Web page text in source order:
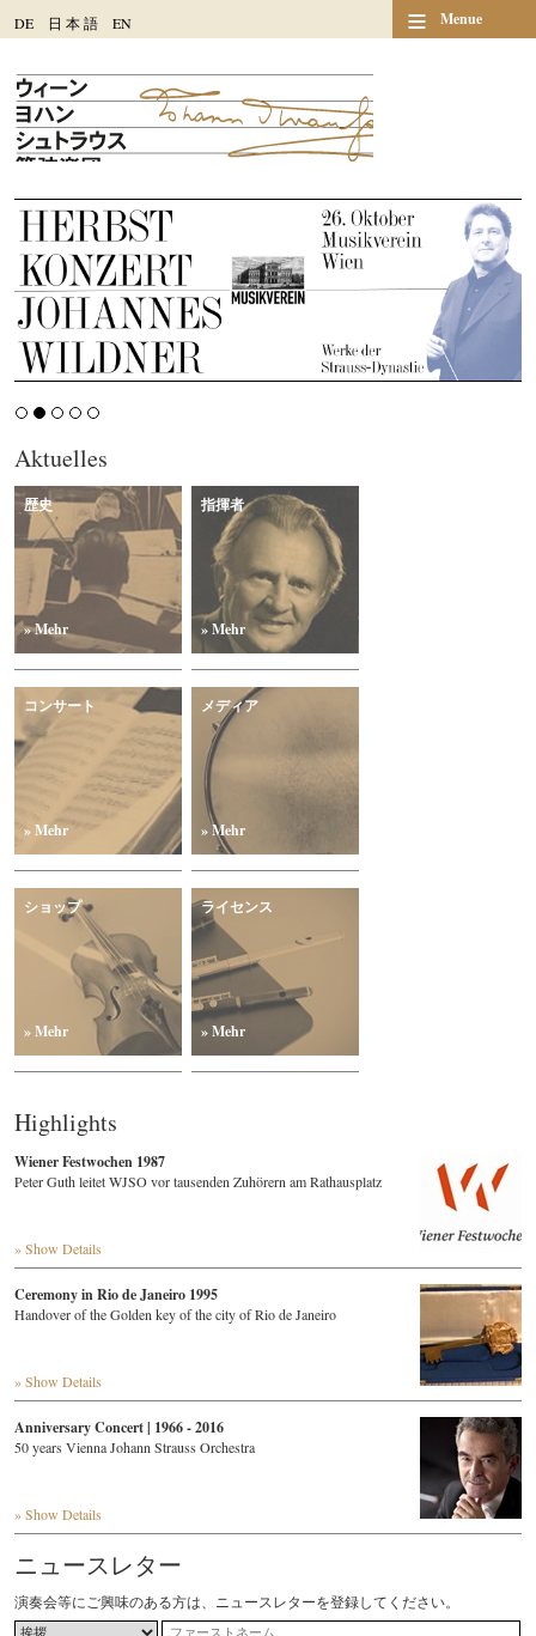
DE 日 本語 EN ≡ Menue
Aktuelles
歴史
» Mehr
指揮者
» Mehr
コンサート
» Mehr
メディア
» Mehr
ショップ
» Mehr
ライセンス
» Mehr
Highlights
Wiener Festwochen 1987
Peter Guth leitet WJSO vor tausenden Zuhörern am Rathausplatz
» Show Details
Ceremony in Rio de Janeiro 1995
Handover of the Golden key of the city of Rio de Janeiro
» Show Details
Anniversary Concert | 1966 - 2016
50 years Vienna Johann Strauss Orchestra
» Show Details
ニュースレター
演奏会等にご興味のある方は、ニュースレターを登録してください。